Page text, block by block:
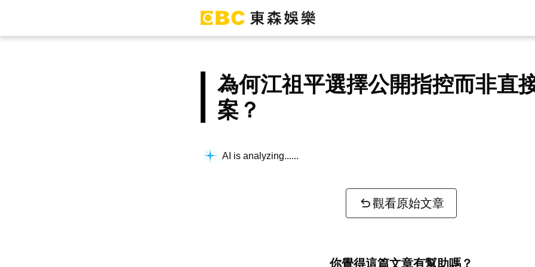
為何江祖平選擇公開指控而非直
案？
AI is analyzing...
觀看原始文章
你覺得這篇文章有幫助嗎？